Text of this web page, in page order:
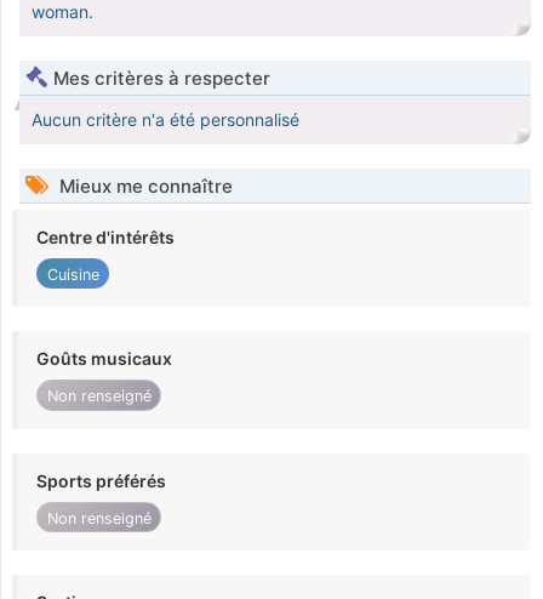
woman.
Mes critères à respecter
Aucun critère n'a été personnalisé
Mieux me connaître
Centre d'intérêts
Cuisine
Goûts musicaux
Non renseigné
Sports préférés
Non renseigné